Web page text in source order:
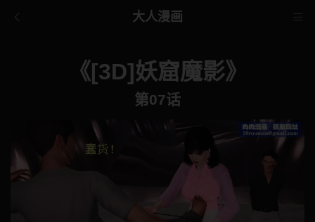
大人漫画
《[3D]妖窟魔影》
第07话